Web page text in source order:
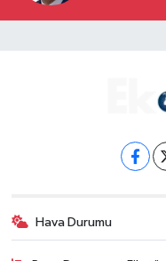
Hava Durumu